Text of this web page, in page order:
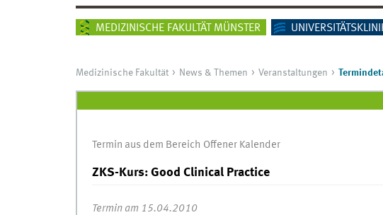
MEDIZINISCHE FAKULTÄT MÜNSTER
Medizinische Fakultät News & Themen Veranstaltungen
Termin aus dem Bereich Offener Kalender
ZKS-Kurs: Good Clinical Practice
Termin am 15.04.2010